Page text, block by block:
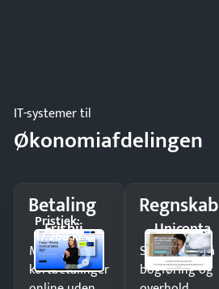
IT-systemer til
Økonomiafdelingen
Betaling
Frisbii
Pristjek:
17.268 kr
Modtag
kortbetalinger
Regnskab
Uniconta
Spar timer på
bogføring og